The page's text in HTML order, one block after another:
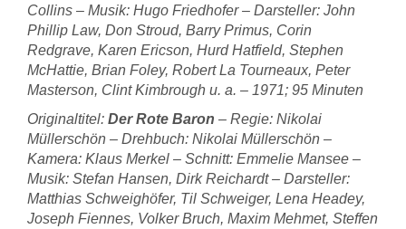
Collins – Musik: Hugo Friedhofer – Darsteller: John
Phillip Law, Don Stroud, Barry Primus, Corin
Redgrave, Karen Ericson, Hurd Hatfield, Stephen
McHattie, Brian Foley, Robert La Tourneaux, Peter
Masterson, Clint Kimbrough u. a. – 1971; 95 Minuten
Originaltitel: Der Rote Baron – Regie: Nikolai
Müllerschön – Drehbuch: Nikolai Müllerschön –
Kamera: Klaus Merkel – Schnitt: Emmelie Mansee –
Musik: Stefan Hansen, Dirk Reichardt – Darsteller:
Matthias Schweighöfer, Til Schweiger, Lena Headey,
Joseph Fiennes, Volker Bruch, Maxim Mehmet, Steffen